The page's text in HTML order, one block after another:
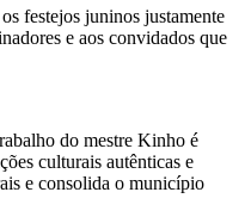
festejos juninos justamente
e aos convidados que
do mestre Kinho é
culturais autênticas e
e consolida o município